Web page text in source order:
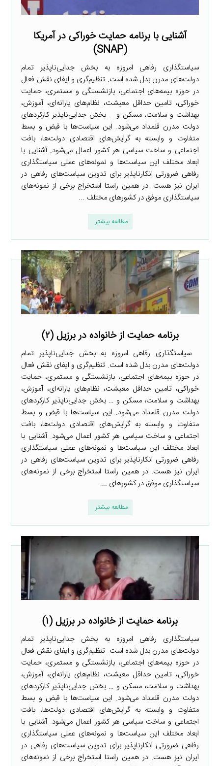
آشنایی با برنامه حمایت خوراکی در آمریکا
(SNAP)
سیاستگذاری رفاهی امروزه به بخش جدایی‌ناپذیر تمام
دولت‌های مدرن بدل شده است. تنظیم‌گری و ایفای نقش فعال
در حوزه بیمه‌های اجتماعی، بازنشستگی و مستمری، حمایت
خوراکی، تامین حداقل معیشت، نظام‌های یارانه‌ای، آموزش،
بهداشت و سلامت، مسکن و … بخش جدایی‌ناپذیر کارکردهای
دولت مدرن قلمداد می‌شود. این سیاست‌ها با قبض و بسط
متفاوت و وابسته به گرایش‌های اقتصادی دولت‌ها، بافت
اجتماعی و ساخت سیاسی هر کشور اعمال می‌شود. آشنایی با
ابعاد مختلف این سیاست‌ها و نمونه‌های عملی سیاستگذاری
رفاهی ضرورتی انکارناپذیر برای تدوین سیاست‌های رفاهی در
ایران نیز هست. در همین راستا استخراج برخی از نمونه‌های
سیاستگذاری موفق در کشورهای مختلف ...
مطالعه بیشتر
برنامه حمایت از خانواده در برزیل (۲)
سیاستگذاری رفاهی امروزه به بخش جدایی‌ناپذیر تمام
دولت‌های مدرن بدل شده است. تنظیم‌گری و ایفای نقش فعال
در حوزه بیمه‌های اجتماعی، بازنشستگی و مستمری، حمایت
خوراکی، تامین حداقل معیشت، نظام‌های یارانه‌ای، آموزش،
بهداشت و سلامت، مسکن و … بخش جدایی‌ناپذیر کارکردهای
دولت مدرن قلمداد می‌شود. این سیاست‌ها با قبض و بسط
متفاوت و وابسته به گرایش‌های اقتصادی دولت‌ها، بافت
اجتماعی و ساخت سیاسی هر کشور اعمال می‌شود. آشنایی با
ابعاد مختلف این سیاست‌ها و نمونه‌های عملی سیاستگذاری
رفاهی ضرورتی انکارناپذیر برای تدوین سیاست‌های رفاهی در
ایران نیز هست. در همین راستا استخراج برخی از نمونه‌های
سیاستگذاری موفق در کشورهای ...
مطالعه بیشتر
برنامه حمایت از خانواده در برزیل (۱)
سیاستگذاری رفاهی امروزه به بخش جدایی‌ناپذیر تمام
دولت‌های مدرن بدل شده است. تنظیم‌گری و ایفای نقش فعال
در حوزه بیمه‌های اجتماعی، بازنشستگی و مستمری، حمایت
خوراکی، تامین حداقل معیشت، نظام‌های یارانه‌ای، آموزش،
بهداشت و سلامت، مسکن و … بخش جدایی‌ناپذیر کارکردهای
دولت مدرن قلمداد می‌شود. این سیاست‌ها با قبض و بسط
متفاوت و وابسته به گرایش‌های اقتصادی دولت‌ها، بافت
اجتماعی و ساخت سیاسی هر کشور اعمال می‌شود. آشنایی با
ابعاد مختلف این سیاست‌ها و نمونه‌های عملی سیاستگذاری
رفاهی ضرورتی انکارناپذیر برای تدوین سیاست‌های رفاهی در
ایران نیز هست. در همین راستا استخراج برخی از نمونه‌های